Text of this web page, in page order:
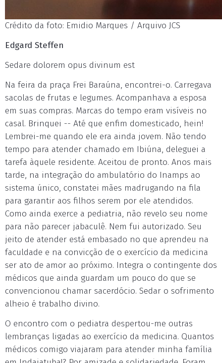
Crédito da foto: Emidio Marques / Arquivo JCS
Edgard Steffen
Sedare dolorem opus divinum est
Na feira da praça Frei Baraúna, encontrei-o. Carregava
sacolas de frutas e legumes. Acompanhava a esposa
em suas compras. Marcas do tempo eram visíveis no
casal. Brinquei -- Até que enfim domesticado, hein!
Lembrei-me quando ele era ainda jovem. Não tendo
tempo para atender chamado em Ibiúna, deleguei a
tarefa àquele residente. Aceitou de pronto. Anos mais
tarde, na integração do ambulatório do Inamps ao
sistema único, constatei mães madrugando na fila
para garantir aos filhos serem por ele atendidos.
Como ainda exerce a pediatria, não revelo seu nome
para não parecer jabaculê. Nem fui autorizado. Seu
jeito de atender está embasado no que aprendeu na
faculdade e na convicção de o exercício da medicina
ser ato de amor ao próximo. Integra o contingente dos
médicos que ainda guardam um pouco do que se
convencionou chamar sacerdócio. Sedar o sofrimento
alheio é trabalho divino.
O encontro com o pediatra despertou-me outras
lembranças ligadas ao exercício da medicina. Quantos
médicos comigo viajaram para atender minha família